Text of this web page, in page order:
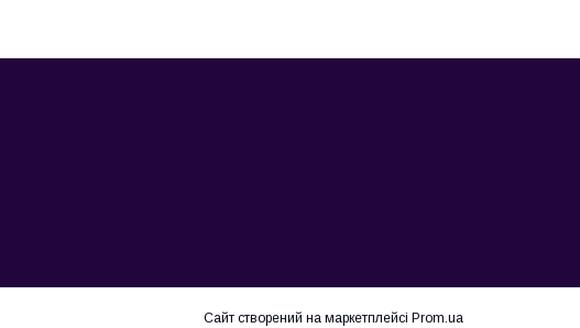
Сайт створений на маркетплейсі Prom.ua